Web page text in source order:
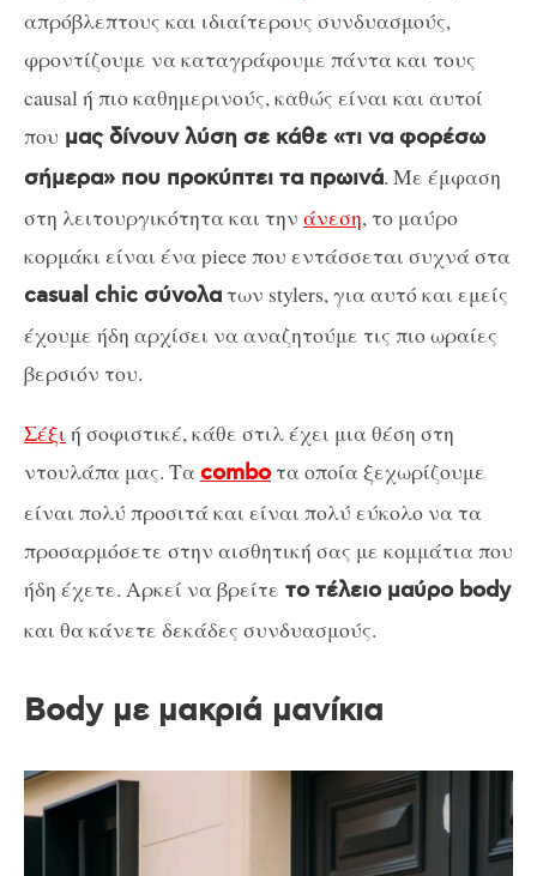
απρόβλεπτους και ιδιαίτερους συνδυασμούς,
φροντίζουμε να καταγράφουμε πάντα και τους
causal ή πιο καθημερινούς, καθώς είναι και αυτοί
που μας δίνουν λύση σε κάθε «τι να φορέσω
σήμερα» που προκύπτει τα πρωινά. Με έμφαση
στη λειτουργικότητα και την άνεση, το μαύρο
κορμάκι είναι ένα piece που εντάσσεται συχνά στα
casual chic σύνολατων stylers, για αυτό και εμείς
έχουμε ήδη αρχίσει να αναζητούμε τις πιο ωραίες
βερσιόν του.
Σέξι ή σοφιστικέ, κάθε στιλ έχει μια θέση στη
ντουλάπα μας. Ταcomboτα οποία ξεχωρίζουμε
είναι πολύ προσιτά και είναι πολύ εύκολο να τα
προσαρμόσετε στην αισθητική σας με κομμάτια που
ήδη έχετε. Αρκεί να βρείτε το τέλειο μαύρο body
και θα κάνετε δεκάδες συνδυασμούς.
Body με μακριά μανίκια